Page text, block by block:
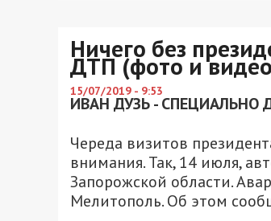
Ничего без
ДТП (фото и
15/07/2019 - 9:53
ИВАН ДУЗЬ - СПЕЦИАЛЬНО
Череда визитов
внимания. Так, 14 июля,
Запорожской области.
Мелитополь. Об этом